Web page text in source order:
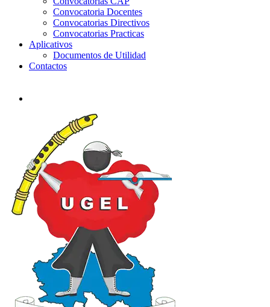
Convocatoria Docentes
Convocatorias Directivos
Convocatorias Practicas
Aplicativos
Documentos de Utilidad
Contactos